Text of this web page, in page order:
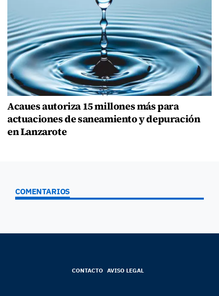
Acaues autoriza 15 millones más para
actuaciones de saneamiento y depuración
en Lanzarote
COMENTARIOS
CONTACTO AVISO LEGAL